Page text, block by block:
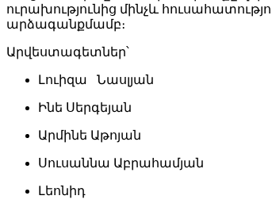
ուրախությունից մինչև
արձագանքմամբ։
Արվեստագետներ՝
Լուիզա Նասլյան
Ինե Սերգեյան
Արմինե Աթոյան
Սուսաննա Աբրահամյան
Լեոնիդ